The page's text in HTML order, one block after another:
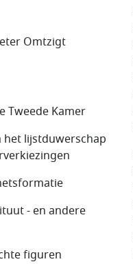
Omtzigt
Tweede Kamer
het lijstduwerschap
- en andere
figuren